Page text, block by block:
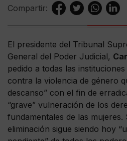
Compartir:
El presidente del Tribunal
General del Poder Judicial,
pedido a todas las
contra la violencia de género
descanso” con el fin de
“grave” vulneración de los
fundamentales de las mujeres.
eliminación sigue siendo hoy